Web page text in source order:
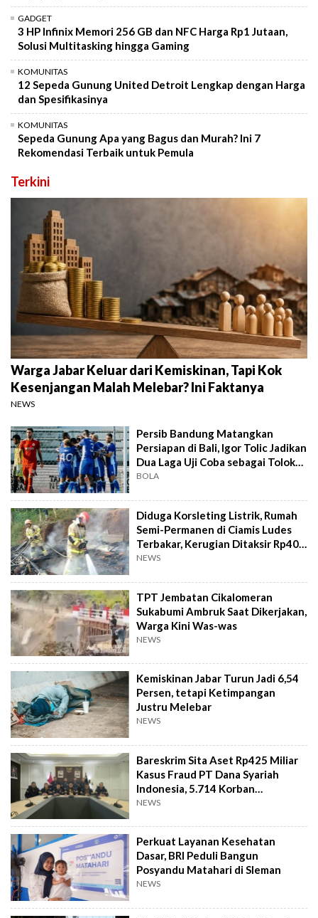
GADGET
3 HP Infinix Memori 256 GB dan NFC Harga Rp1 Jutaan,
Solusi Multitasking hingga Gaming
KOMUNITAS
12 Sepeda Gunung United Detroit Lengkap dengan Harga
dan Spesifikasinya
KOMUNITAS
Sepeda Gunung Apa yang Bagus dan Murah? Ini 7
Rekomendasi Terbaik untuk Pemula
Terkini
Warga Jabar Keluar dari Kemiskinan, Tapi Kok
Kesenjangan Malah Melebar? Ini Faktanya
NEWS
Persib Bandung Matangkan
Persiapan di Bali, Igor Tolic Jadikan
Dua Laga Uji Coba sebagai Tolok
Ukur
BOLA
Diduga Korsleting Listrik, Rumah
Semi-Permanen di Ciamis Ludes
Terbakar, Kerugian Ditaksir Rp40
Juta
NEWS
TPT Jembatan Cikalomeran
Sukabumi Ambruk Saat Dikerjakan,
Warga Kini Was-was
NEWS
Kemiskinan Jabar Turun Jadi 6,54
Persen, tetapi Ketimpangan
Justru Melebar
NEWS
Bareskrim Sita Aset Rp425 Miliar
Kasus Fraud PT Dana Syariah
Indonesia, 5.714 Korban
Terverifikasai
NEWS
Perkuat Layanan Kesehatan
Dasar, BRI Peduli Bangun
Posyandu Matahari di Sleman
NEWS